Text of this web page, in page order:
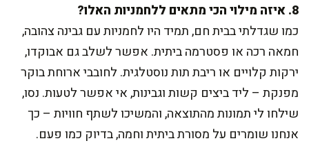
8. איזה מילוי הכי מתאים ללחמניות האלו?
כמו שגדלתי בבית חם, תמיד היו לחמניות עם גבינה צהובה,
חמאה רכה או פסטרמה ביתית. אפשר לשלב גם אבוקדו,
ירקות קלויים או ריבת תות נוסטלגית. לחובבי ארוחת בוקר
מפנקת – ליד ביצים קשות וגבינות, אי אפשר לטעות. נסו,
שילחו לי תמונות מהתוצאה, והמשיכו לשתף חוויות – כך
אנחנו שומרים על מסורת ביתית וחמה, בדיוק כמו פעם.